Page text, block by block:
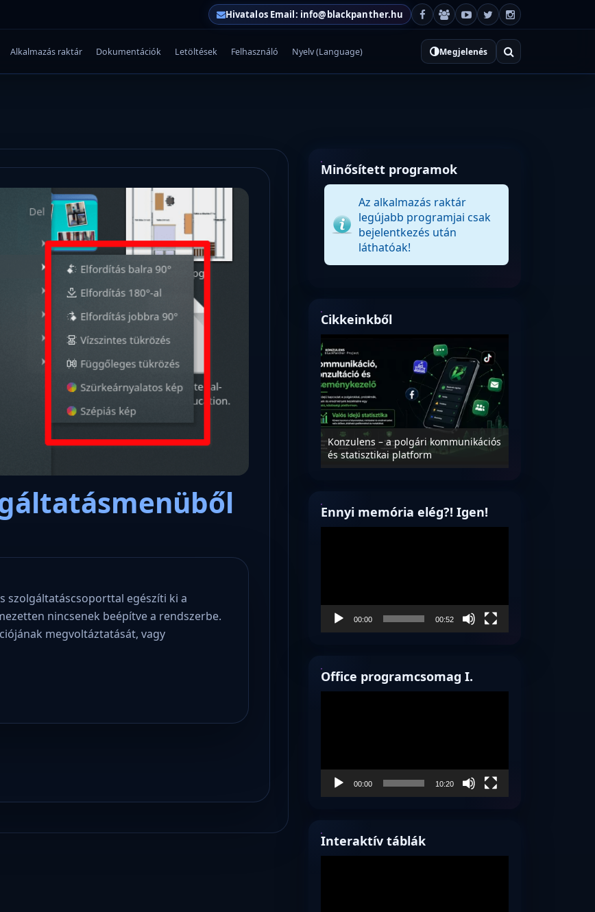
Hivatalos Email: info@blackpanther.hu
Alkalmazás raktár Dokumentációk Letöltések Felhasználó Nyelv (Language) Megjelenés
szolgáltatáscsoporttal egészíti ki a
nincsenek beépítve a rendszerbe.
megvoltáztatását, vagy
Minősített programok
Az alkalmazás raktár
legújabb programjai csak
bejelentkezés után
láthatóak!
Cikkeinkből
hatóságoknak, hogy visszafejthessék
Konzulens – a polgári kommunikációs
és statisztikai platform
Ennyi memória elég?! Igen!
00:00 00:52
Office programcsomag I.
00:00 10:20
Interaktív táblák